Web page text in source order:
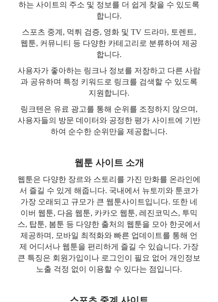
하는 사이트의 주소 및 정보를 더 쉽게 찾을 수 있도록
합니다.
스포츠 중계, 먹튀 검증, 영화 및 TV 드라마, 토렌트,
웹툰, 커뮤니티 등 다양한 카테고리로 분류하여 제공
합니다.
사용자가 좋아하는 링크나 정보를 저장하고 다른 사람
과 공유하며 특정 키워드로 링크를 검색할 수 있도록
지원합니다.
링크텐은 유료 광고를 통해 순위를 조정하지 않으며,
사용자들의 방문 데이터와 공정한 평가 사이트에 기반
하여 순수한 순위만을 제공합니다.
웹툰 사이트 소개
웹툰은 다양한 장르와 스토리를 가진 만화를 온라인에
서 즐길 수 있게 해줍니다. 국내에서 뉴토끼와 툰코가
가장 오래되고 규모가 큰 웹툰사이트입니다. 또한 네
이버 웹툰, 다음 웹툰, 카카오 웹툰, 레진코믹스, 투믹
스, 탑툰, 봄툰 등 다양한 출처의 웹툰을 모아 한곳에서
제공하며, 모바일 최적화와 빠른 업데이트를 통해 언
제 어디서나 웹툰을 편리하게 즐길 수 있습니다. 가장
큰 특징은 회원가입이나 로그인이 필요 없어 개인정보
노출 걱정 없이 이용할 수 있다는 점입니다.